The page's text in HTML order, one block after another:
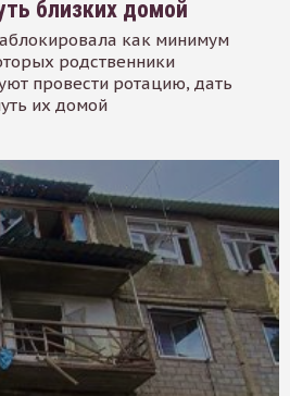
близких домой
как минимум
родственники
провести ротацию, дать
их домой